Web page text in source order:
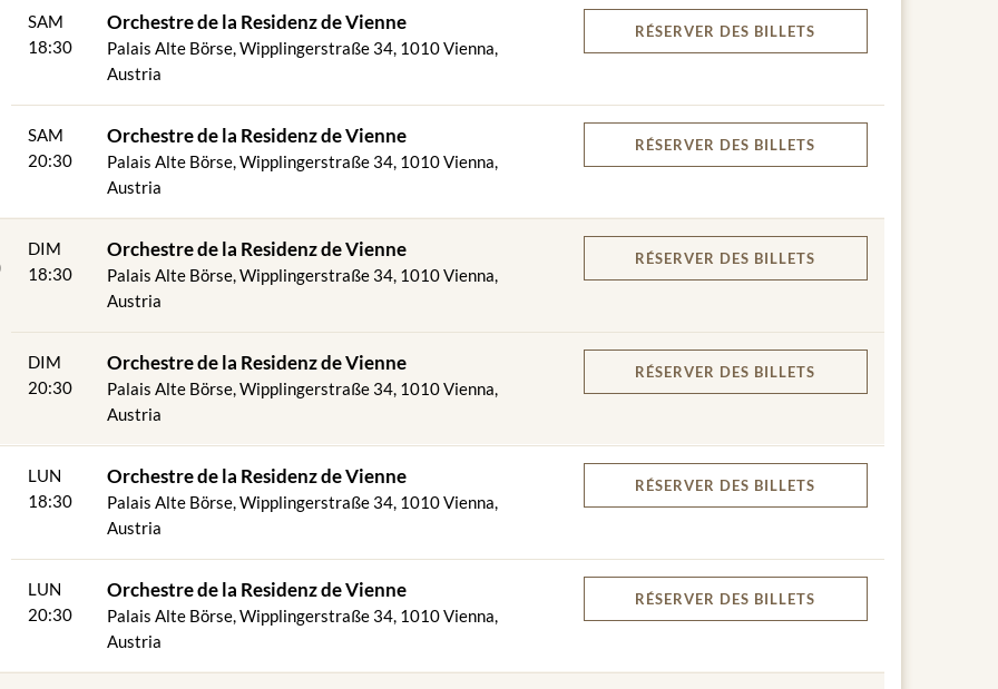
SAM
18:30
Orchestre de la Residenz de Vienne
Palais Alte Börse, Wipplingerstraße 34, 1010 Vienna,
Austria
RÉSERVER DES BILLETS
SAM
20:30
Orchestre de la Residenz de Vienne
Palais Alte Börse, Wipplingerstraße 34, 1010 Vienna,
Austria
RÉSERVER DES BILLETS
DIM
18:30
Orchestre de la Residenz de Vienne
Palais Alte Börse, Wipplingerstraße 34, 1010 Vienna,
Austria
RÉSERVER DES BILLETS
DIM
20:30
Orchestre de la Residenz de Vienne
Palais Alte Börse, Wipplingerstraße 34, 1010 Vienna,
Austria
RÉSERVER DES BILLETS
LUN
18:30
Orchestre de la Residenz de Vienne
Palais Alte Börse, Wipplingerstraße 34, 1010 Vienna,
Austria
RÉSERVER DES BILLETS
LUN
20:30
Orchestre de la Residenz de Vienne
Palais Alte Börse, Wipplingerstraße 34, 1010 Vienna,
Austria
RÉSERVER DES BILLETS